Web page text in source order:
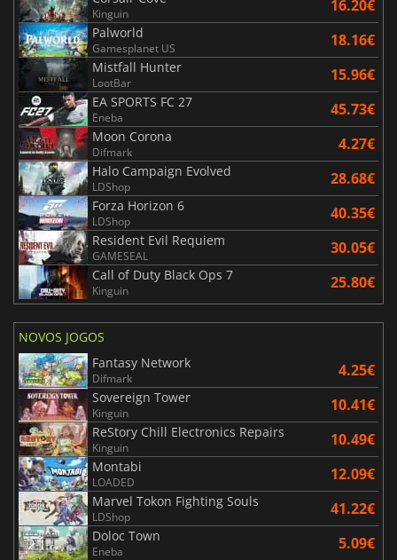
Kinguin 16.20€
Palworld
Gamesplanet US 18.16€
Mistfall Hunter
LootBar 15.96€
EA SPORTS FC 27
Eneba 45.73€
Moon Corona
Difmark 4.27€
Halo Campaign Evolved
LDShop 28.68€
Forza Horizon 6
LDShop 40.35€
Resident Evil Requiem
GAMESEAL 30.05€
Call of Duty Black Ops 7
Kinguin 25.80€
NOVOS JOGOS
Fantasy Network
Difmark 4.25€
Sovereign Tower
Kinguin 10.41€
ReStory Chill Electronics Repairs
Kinguin 10.49€
Montabi
LOADED 12.09€
Marvel Tokon Fighting Souls
LDShop 41.22€
Doloc Town
Eneba 5.09€